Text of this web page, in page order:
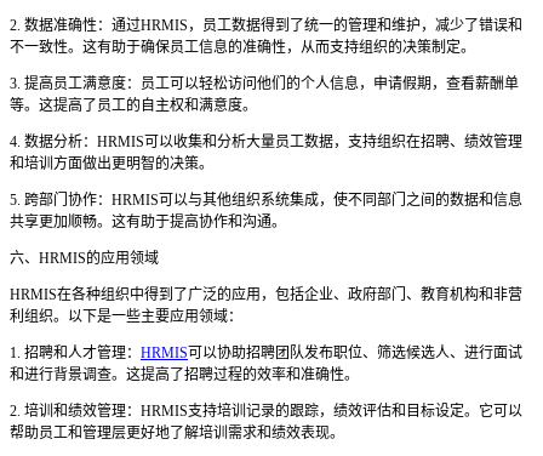
2. 数据准确性：通过HRMIS，员工数据得到了统一的管理和维护，减少了错误和
不一致性。这有助于确保员工信息的准确性，从而支持组织的决策制定。
3. 提高员工满意度：员工可以轻松访问他们的个人信息，申请假期，查看薪酬单
等。这提高了员工的自主权和满意度。
4. 数据分析：HRMIS可以收集和分析大量员工数据，支持组织在招聘、绩效管理
和培训方面做出更明智的决策。
5. 跨部门协作：HRMIS可以与其他组织系统集成，使不同部门之间的数据和信息
共享更加顺畅。这有助于提高协作和沟通。
六、 HRMIS的应用领域
HRMIS在各种组织中得到了广泛的应用，包括企业、政府部门、教育机构和非营
利组织。以下是一些主要应用领域：
1. 招聘和人才管理： HRMIS可以协助招聘团队发布职位、筛选候选人、进行面试
和进行背景调查。这提高了招聘过程的效率和准确性。
2. 培训和绩效管理：HRMIS支持培训记录的跟踪，绩效评估和目标设定。它可以
帮助员工和管理层更好地了解培训需求和绩效表现。